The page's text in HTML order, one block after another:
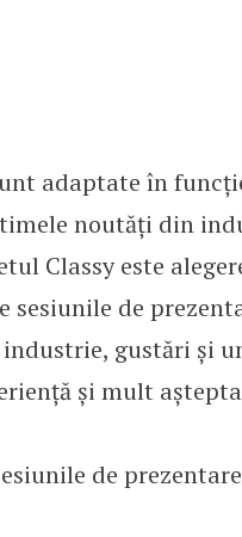
adaptate în
noutăți din
Classy este
de
gustări și
și mult
de